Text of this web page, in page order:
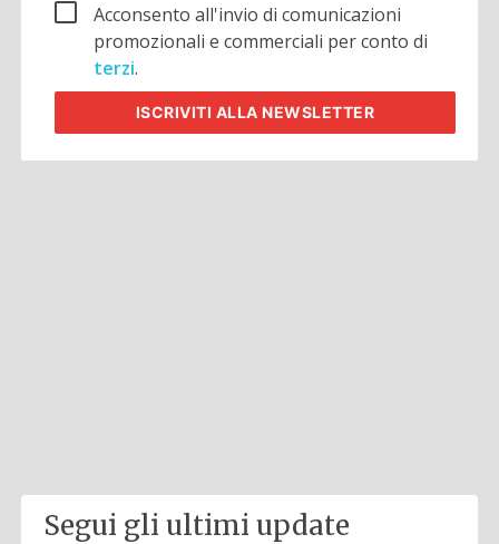
Acconsento all'invio di comunicazioni
promozionali e commerciali per conto di
terzi.
ISCRIVITI ALLA NEWSLETTER
Segui gli ultimi update